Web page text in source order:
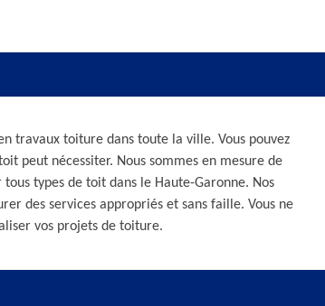
travaux toiture dans toute la ville. Vous pouvez
peut nécessiter. Nous sommes en mesure de
types de toit dans le Haute-Garonne. Nos
des services appropriés et sans faille. Vous ne
vos projets de toiture.